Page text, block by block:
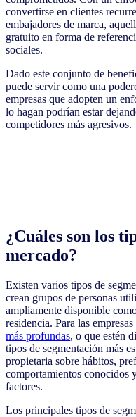
convertirse en clientes
embajadores de marca,
gratuito en forma de
sociales.
Dado este conjunto de
puede servir como una
empresas que adopten un
lo hagan podrían estar
competidores más agresivos.
¿Cuáles son los
mercado?
Existen varios tipos de
crean grupos de personas
ampliamente disponible
residencia. Para las
más profundas, o que estén
tipos de segmentación más
propietaria sobre hábitos,
comportamientos conocidos
factores.
Los principales tipos de